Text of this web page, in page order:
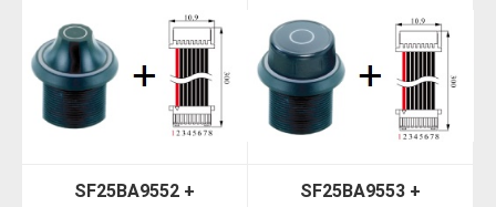
SF25BA9552 +
SF25BA9553 +